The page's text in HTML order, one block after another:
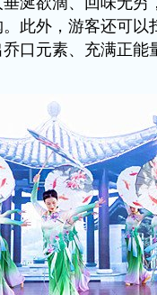
此外，游客还可以
口元素、充满正能